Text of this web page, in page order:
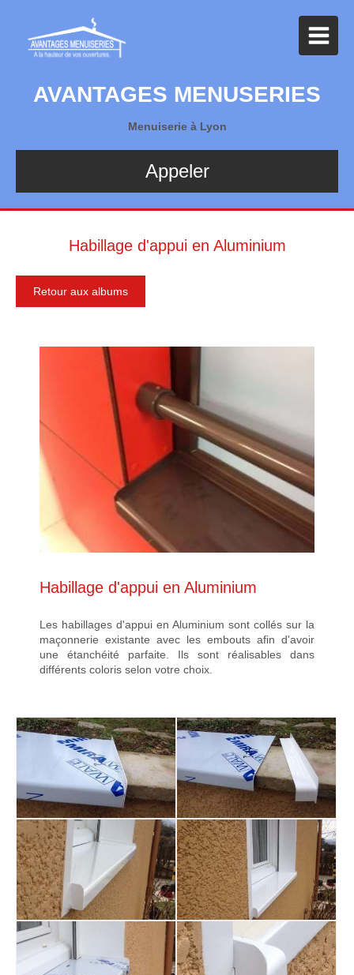
AVANTAGES MENUSERIES
Menuiserie à Lyon
Appeler
Habillage d'appui en Aluminium
Retour aux albums
Habillage d'appui en Aluminium
Les habillages d'appui en Aluminium sont collés sur la
maçonnerie existante avec les embouts afin d'avoir
une étanchéité parfaite. Ils sont réalisables dans
différents coloris selon votre choix.